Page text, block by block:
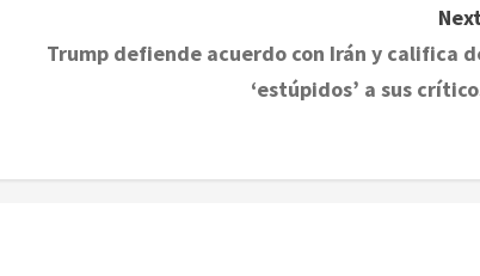
Trump defiende acuerdo con Irán y califica
‘estúpidos’ a sus